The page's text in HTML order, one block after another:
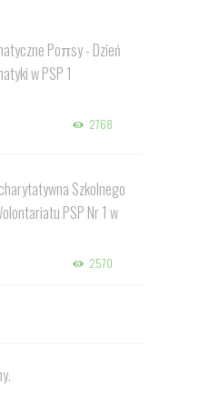
Poπsy - Dzień
w PSP 1
2768
Szkolnego
PSP Nr 1 w
2570